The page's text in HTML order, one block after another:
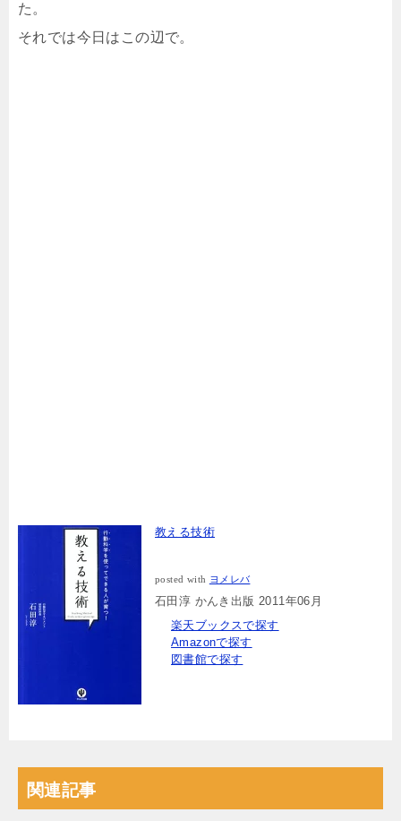
た。
それでは今日はこの辺で。
教える技術
posted with ヨメレバ
石田淳 かんき出版 2011年06月
楽天ブックスで探す
Amazonで探す
図書館で探す
関連記事